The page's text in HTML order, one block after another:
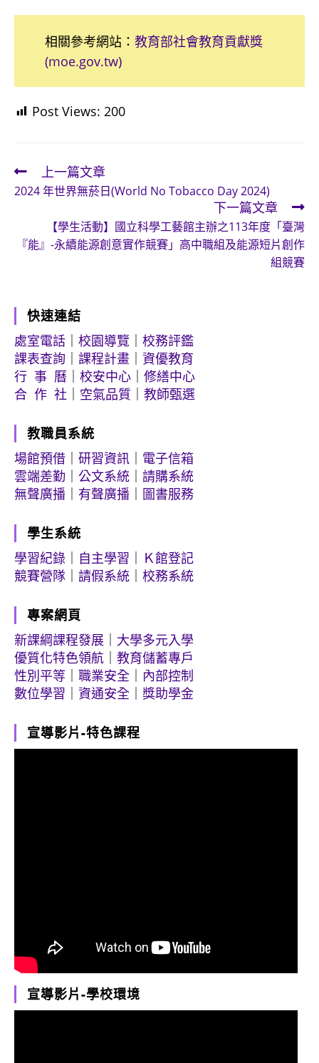
相關參考網站： 教育部社會教育貢獻獎
(moe.gov.tw)
Post Views: 200
Read
more
articles
上一篇文章
2024 年世界無菸日(World No Tobacco Day 2024)
下一篇文章
【學生活動】國立科學工藝館主辦之113年度「臺灣
『能』-永續能源創意實作競賽」高中職組及能源短片創作
組競賽
快速連結
處室電話
校園導覽
校務評鑑
課表查詢
課程計畫
資優教育
行 事 曆
校安中心
修繕中心
合 作 社
空氣品質 教師甄選
教職員系統
場館預借
研習資訊
電子信箱
雲端差勤
公文系統
請購系統
無聲廣播
有聲廣播 圖書服務
學生系統
學習紀錄
自主學習
Ｋ館登記
競賽營隊
請假系統 校務系統
專案網頁
新課綱課程發展
大學多元入學
優質化特色領航
教育儲蓄專戶
性別平等
職業安全
內部控制
數位學習
資通安全 獎助學金
宣導影片-特色課程
宣導影片-學校環境